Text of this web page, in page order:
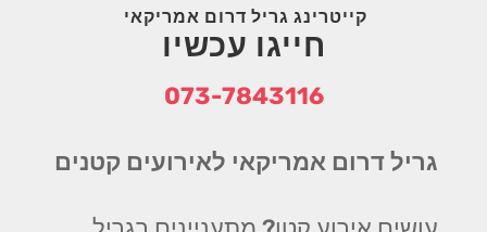
קייטרינג גריל דרום אמריקאי
חייגו עכשיו
073-7843116
גריל דרום אמריקאי לאירועים קטנים